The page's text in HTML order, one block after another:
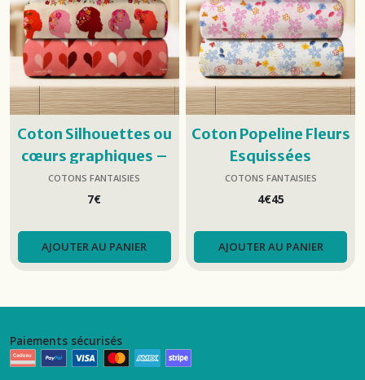
Coton Silhouettes ou
cœurs graphiques –
AGF
COTONS FANTAISIES
7€
AJOUTER AU PANIER
Coton Popeline Fleurs
Esquissées
COTONS FANTAISIES
4€45
AJOUTER AU PANIER
Paiements sécurisés